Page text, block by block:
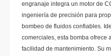
engranaje integra un motor de
ingeniería de precisión para
bombeo de fluidos confiables.
comerciales, esta bomba ofrece
facilidad de mantenimiento. Su